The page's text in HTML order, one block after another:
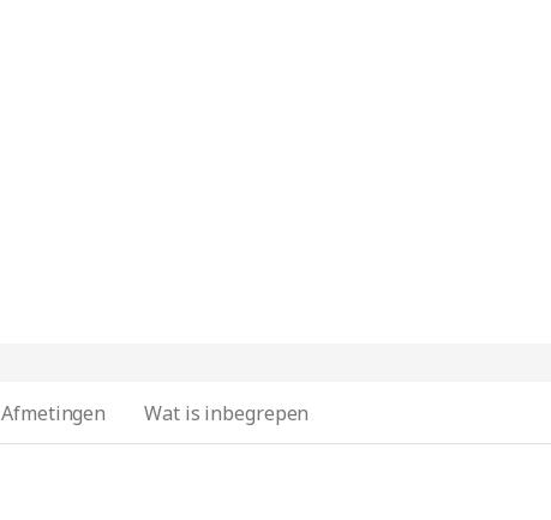
Afmetingen Wat is inbegrepen